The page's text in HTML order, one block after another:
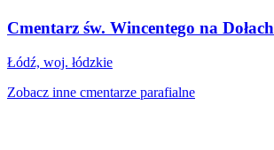
Cmentarz św. Wincentego na Dołach
Łódź, woj. łódzkie
Zobacz inne cmentarze parafialne